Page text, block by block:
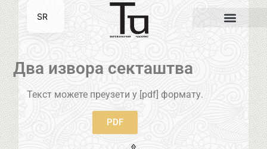
Два извора секташтва
Текст можете преузети у [pdf] формату.
PDF
SR
EN